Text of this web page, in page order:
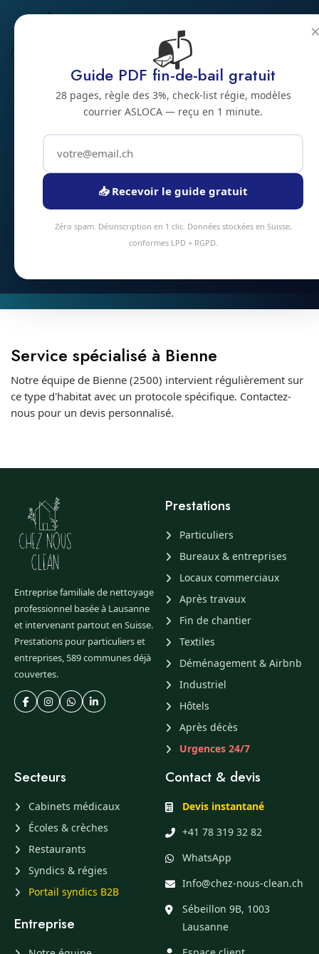
Habitat spécifique
Nettoyage
d'appartement 3
pièces à Bienne
Appartement 3 pièces (65-80 m²) à Bienne ? Notre forfait
standard inclut cuisine, 2 chambres, séjour, sanitaires, sols.
Service spécialisé à Bienne
Notre équipe de Bienne (2500) intervient régulièrement sur
ce type d'habitat avec un protocole spécifique. Contactez-
nous pour un devis personnalisé.
Entreprise familiale de nettoyage
professionnel basée à Lausanne
et intervenant partout en Suisse.
Prestations pour particuliers et
entreprises, 589 communes déjà
couvertes.
Prestations
Particuliers
Bureaux & entreprises
Locaux commerciaux
Après travaux
Fin de chantier
Textiles
Déménagement & Airbnb
Industriel
Hôtels
Après décès
Urgences 24/7
Secteurs
Cabinets médicaux
Écoles & crèches
Restaurants
Syndics & régies
Portail syndics B2B
Entreprise
Contact & devis
Devis instantané
+41 78 319 32 82
WhatsApp
Info@chez-nous-clean.ch
Sébeillon 9B, 1003
Lausanne
📬
Guide PDF fin-de-bail gratuit
28 pages, règle des 3%, check-list régie, modèles
courrier ASLOCA — reçu en 1 minute.
📥 Recevoir le guide gratuit
Zéro spam. Désinscription en 1 clic. Données stockées en Suisse,
conformes LPD + RGPD.